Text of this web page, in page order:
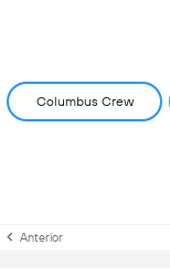
Columbus Crew
Anterior